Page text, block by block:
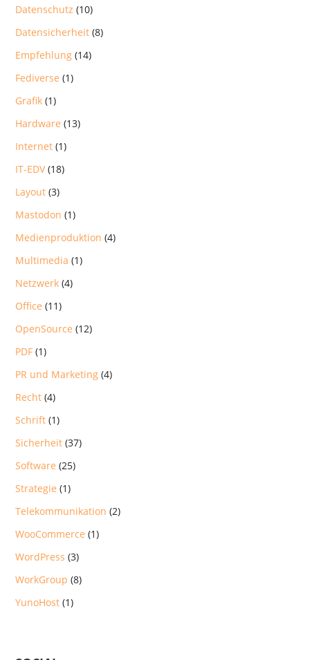
Datenschutz (10)
Datensicherheit (8)
Empfehlung (14)
Fediverse (1)
Grafik (1)
Hardware (13)
Internet (1)
IT-EDV(18)
Layout (3)
Mastodon (1)
Medienproduktion (4)
Multimedia (1)
Netzwerk (4)
Office (11)
OpenSource (12)
PDF (1)
PR und Marketing (4)
Recht (4)
Schrift (1)
Sicherheit (37)
Software (25)
Strategie (1)
Telekommunikation (2)
WooCommerce (1)
WordPress (3)
WorkGroup (8)
YunoHost (1)